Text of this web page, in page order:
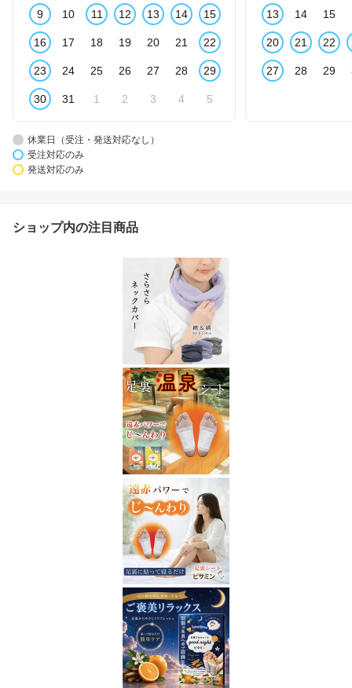
9 10 11 12 13 14 15
16 17 18 19 20 21 22
23 24 25 26 27 28 29
30 31 1 2 3 4 5
13 14 15
20 21 22
27 28 29
休業日（受注・発送対応なし）
受注対応のみ
発送対応のみ
ショップ内の注目商品